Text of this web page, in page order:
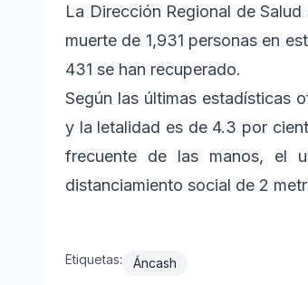
La Dirección Regional de
muerte de 1,931 personas en
431 se han recuperado.
Según las últimas estadísticas
y la letalidad es de 4.3 por
frecuente de las manos, el
distanciamiento social de 2
Etiquetas: Áncash